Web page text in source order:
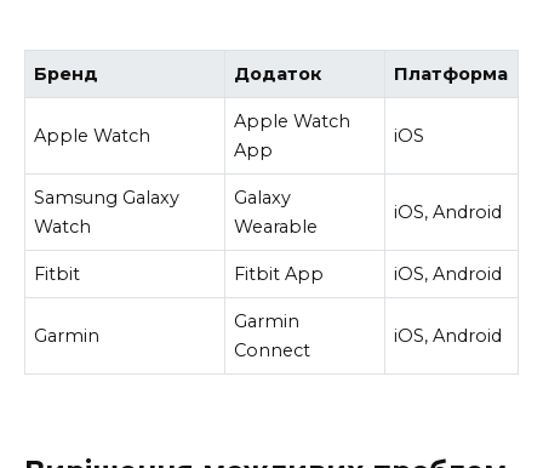
Бренд Додаток Платформа
Apple Watch
Apple Watch
App
iOS
Samsung Galaxy
Watch
Galaxy
Wearable
iOS, Android
Fitbit Fitbit App iOS, Android
Garmin
Garmin
Connect
iOS, Android